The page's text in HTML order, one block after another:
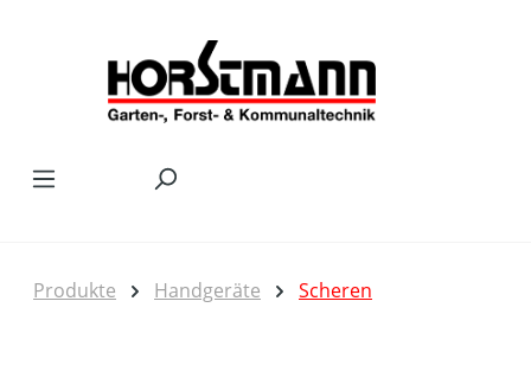
Produkte Handgeräte Scheren